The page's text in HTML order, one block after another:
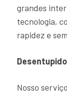
grandes
tecnologia,
rapidez e
Nosso